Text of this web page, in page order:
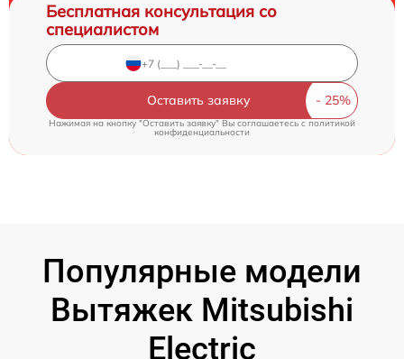
Бесплатная консультация со
специалистом
Оставить заявку
Нажимая на кнопку "Оставить заявку" Вы соглашаетесь c политикой
конфиденциальности
Популярные модели
Вытяжек Mitsubishi
Electric